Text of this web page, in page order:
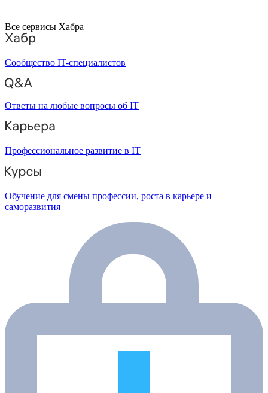
Все сервисы Хабра
Сообщество IT-специалистов
Ответы на любые вопросы об IT
Профессиональное развитие в IT
Обучение для смены профессии, роста в карьере и
саморазвития